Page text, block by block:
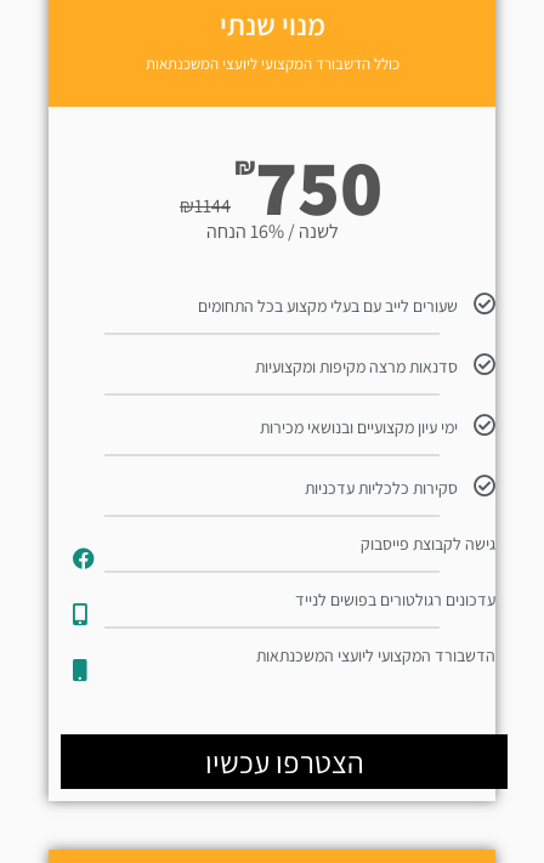
מנוי שנתי
כולל הדשבורד המקצועי ליועצי המשכנתאות
₪1144
₪750
לשנה / 16% הנחה
שעורים לייב עם בעלי מקצוע בכל התחומים
סדנאות מרצה מקיפות ומקצועיות
ימי עיון מקצועיים ובנושאי מכירות
סקירות כלכליות עדכניות
גישה לקבוצת פייסבוק
עדכונים רגולטורים בפושים לנייד​
הדשבורד המקצועי ליועצי המשכנתאות
הצטרפו עכשיו